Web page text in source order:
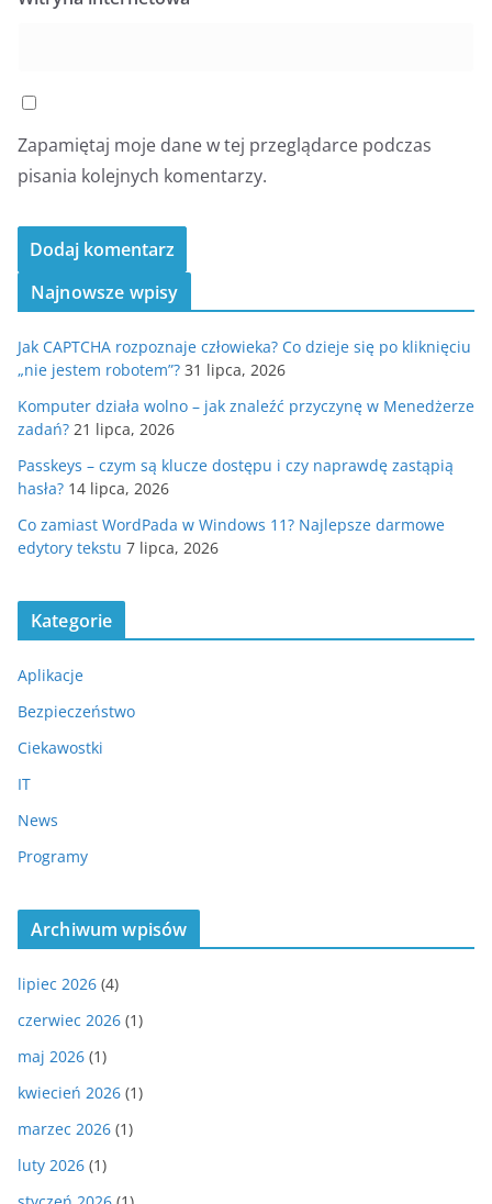
Zapamiętaj moje dane w tej przeglądarce podczas
pisania kolejnych komentarzy.
Najnowsze wpisy
Jak CAPTCHA rozpoznaje człowieka? Co dzieje się po kliknięciu
„nie jestem robotem”? 31 lipca, 2026
Komputer działa wolno – jak znaleźć przyczynę w Menedżerze
zadań? 21 lipca, 2026
Passkeys – czym są klucze dostępu i czy naprawdę zastąpią
hasła? 14 lipca, 2026
Co zamiast WordPada w Windows 11? Najlepsze darmowe
edytory tekstu 7 lipca, 2026
Kategorie
Aplikacje
Bezpieczeństwo
Ciekawostki
IT
News
Programy
Archiwum wpisów
lipiec 2026 (4)
czerwiec 2026 (1)
maj 2026 (1)
kwiecień 2026 (1)
marzec 2026 (1)
luty 2026 (1)